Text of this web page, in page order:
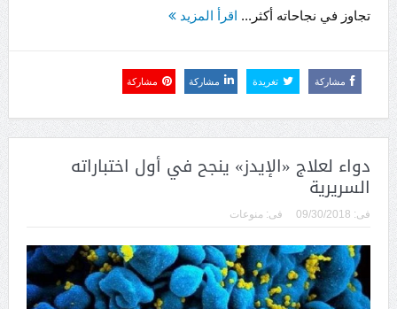
تجاوز في نجاحاته أكثر... اقرأ المزيد
مشاركة تغريدة مشاركة مشاركة
دواء لعلاج «الإيدز» ينجح في أول اختباراته
السريرية
فى: 09/30/2018 فى: منوعات